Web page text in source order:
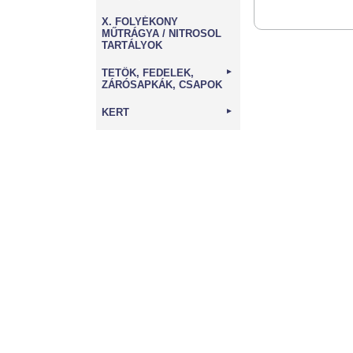
X. FOLYÉKONY
MŰTRÁGYA / NITROSOL
TARTÁLYOK
TETŐK, FEDELEK,
ZÁRÓSAPKÁK, CSAPOK
►
KERT ►